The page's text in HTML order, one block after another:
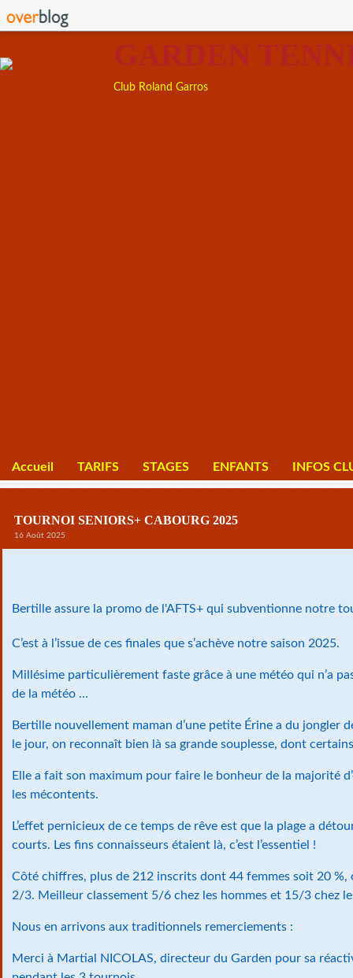
GARDEN
Club Roland Garros
Accueil TARIFS STAGES ENFANTS INFOS
TOURNOI SENIORS+ CABOURG 2025
16 Août 2025
Bertille assure la promo de l'AFTS+ qui subventionne notre
C’est à l’issue de ces finales que s’achève notre saison 2025.
Millésime particulièrement faste grâce à une météo qui n’a
de la météo …
Bertille nouvellement maman d’une petite Érine a du jongler
le jour, on reconnaît bien là sa grande souplesse, dont
Elle a fait son maximum pour faire le bonheur de la majorité
les mécontents.
L’effet pernicieux de ce temps de rêve est que la plage a
courts. Les fins connaisseurs étaient là, c’est l’essentiel !
Côté chiffres, plus de 212 inscrits dont 44 femmes soit 20 %,
2/3. Meilleur classement 5/6 chez les hommes et 15/3 chez
Nous en arrivons aux traditionnels remerciements :
Merci à Martial NICOLAS, directeur du Garden pour sa